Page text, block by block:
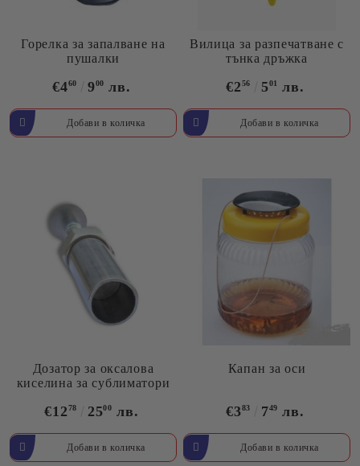
Горелка за запалване на
пушалки
€460 900 лв.
Вилица за разпечатване с
тънка дръжка
€256 501 лв.
Дозатор за оксалова
киселина за сублиматори
€1278 2500 лв.
Капан за оси
€383 749 лв.